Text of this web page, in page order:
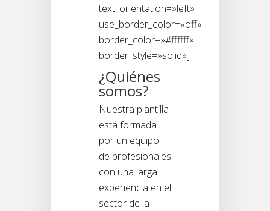
text_orientation=»left»
use_border_color=»off»
border_color=»#ffffff»
border_style=»solid»]
¿Quiénes
somos?
Nuestra plantilla
está formada
por un equipo
de profesionales
con una larga
experiencia en el
sector de la